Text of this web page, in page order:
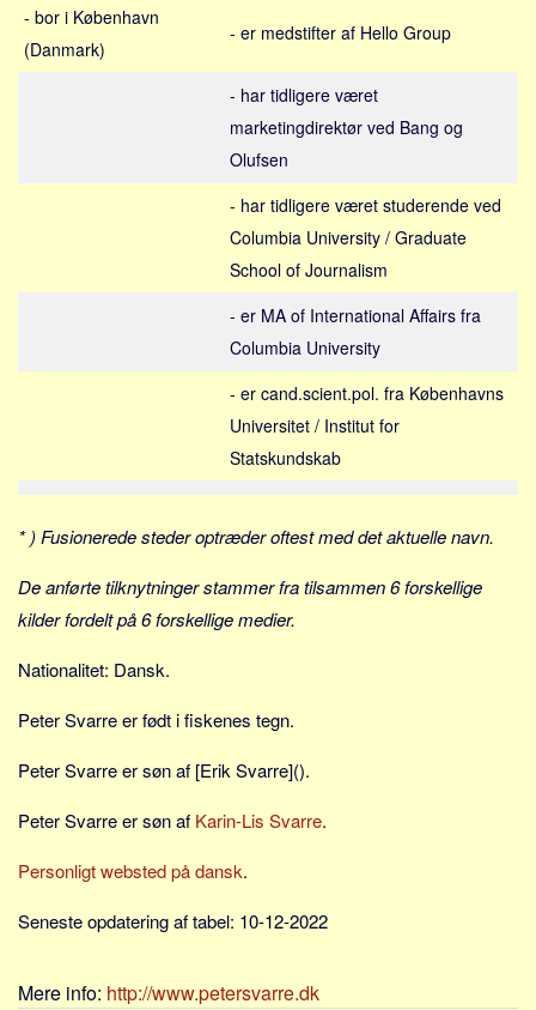
Alle
Social sikring og sundhed
Aspekter
Køb og salg
Økonomi
Jura og regler
Praktisk
Alle
Emner
Skribenter
Steder
- bor i København
(Danmark)
- er medstifter af Hello Group
- har tidligere været
marketingdirektør ved Bang og
Olufsen
- har tidligere været studerende ved
Columbia University / Graduate
School of Journalism
- er MA of International Affairs fra
Columbia University
- er cand.scient.pol. fra Københavns
Universitet / Institut for
Statskundskab
* ) Fusionerede steder optræder oftest med det aktuelle navn.
De anførte tilknytninger stammer fra tilsammen 6 forskellige
kilder fordelt på 6 forskellige medier.
Nationalitet: Dansk.
Peter Svarre er født i fiskenes tegn.
Peter Svarre er søn af [Erik Svarre]().
Peter Svarre er søn af Karin-Lis Svarre.
Personligt websted på dansk.
Seneste opdatering af tabel: 10-12-2022
Mere info: http://www.petersvarre.dk